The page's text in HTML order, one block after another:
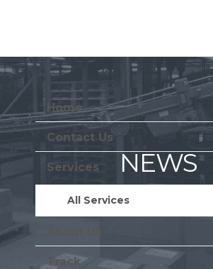
Home
Contact Us
Services
All Services
Track
NEWS
Stay Update With Us